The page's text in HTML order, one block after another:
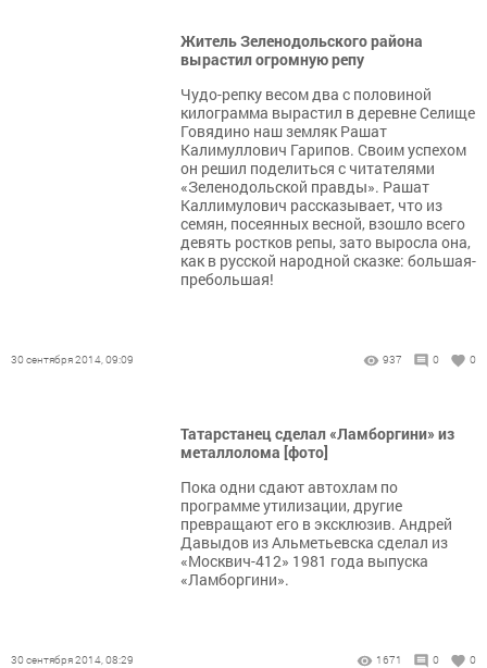
Житель Зеленодольского района
вырастил огромную репу
Чудо-репку весом два с половиной
килограмма вырастил в деревне Селище
Говядино наш земляк Рашат
Калимуллович Гарипов. Своим успехом
он решил поделиться с читателями
«Зеленодольской правды». Рашат
Каллимулович рассказывает, что из
семян, посеянных весной, взошло всего
девять ростков репы, зато выросла она,
как в русской народной сказке: большая-
пребольшая!
30 сентября 2014, 09:09 937 0 0
Татарстанец сделал «Ламборгини» из
металлолома [фото]
Пока одни сдают автохлам по
программе утилизации, другие
превращают его в эксклюзив. Андрей
Давыдов из Альметьевска сделал из
«Москвич-412» 1981 года выпуска
«Ламборгини».
30 сентября 2014, 08:29 1671 0 0